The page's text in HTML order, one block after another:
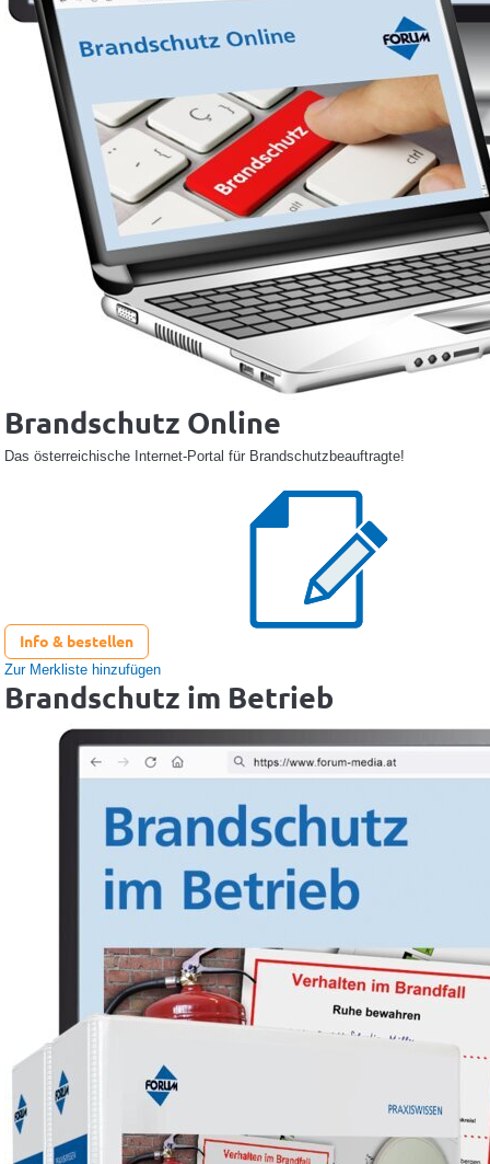
Brandschutz Online
Das österreichische Internet-Portal für Brandschutzbeauftragte!
Info & bestellen
Zur Merkliste hinzufügen
Brandschutz im Betrieb